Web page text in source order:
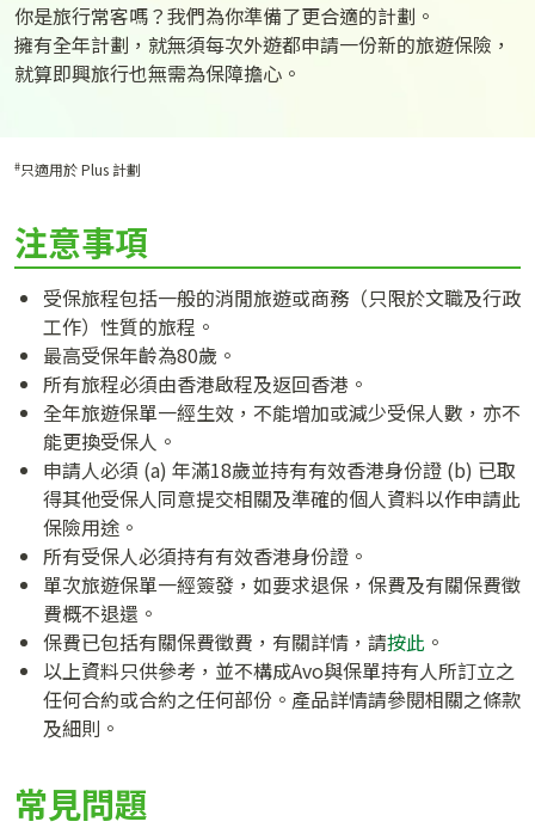
你是旅行常客嗎？我們為你準備了更合適的計劃。
擁有全年計劃，就無須每次外遊都申請一份新的旅遊保險，
就算即興旅行也無需為保障擔心。
#只適用於 Plus 計劃
注意事項
受保旅程包括一般的消閒旅遊或商務（只限於文職及行政
工作）性質的旅程。
最高受保年齡為80歲。
所有旅程必須由香港啟程及返回香港。
全年旅遊保單一經生效，不能增加或減少受保人數，亦不
能更換受保人。
申請人必須 (a) 年滿18歲並持有有效香港身份證 (b) 已取
得其他受保人同意提交相關及準確的個人資料以作申請此
保險用途。
所有受保人必須持有有效香港身份證。
單次旅遊保單一經簽發，如要求退保，保費及有關保費徵
費概不退還。
保費已包括有關保費徵費，有關詳情，請按此 。
以上資料只供參考，並不構成Avo與保單持有人所訂立之
任何合約或合約之任何部份。產品詳情請參閱相關之條款
及細則。
常見問題